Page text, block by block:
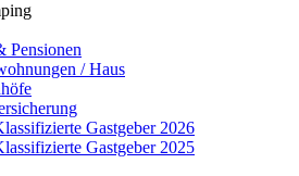
Pensionen
/ Haus
Gastgeber 2026
Gastgeber 2025